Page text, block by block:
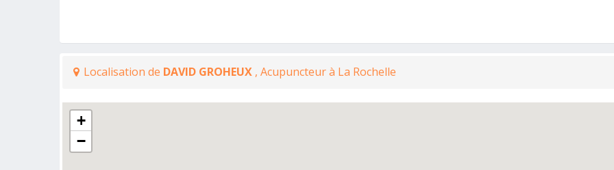
Localisation de DAVID GROHEUX , Acupuncteur à La Rochelle
+
−